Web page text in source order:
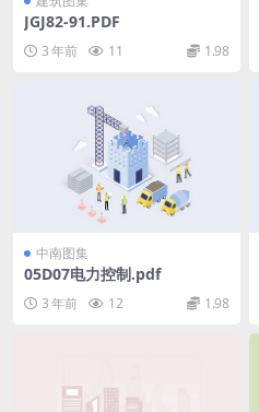
JGJ82-91.PDF
3 年前 11 1.98
中南图集
05D07电力控制.pdf
3 年前 12 1.98